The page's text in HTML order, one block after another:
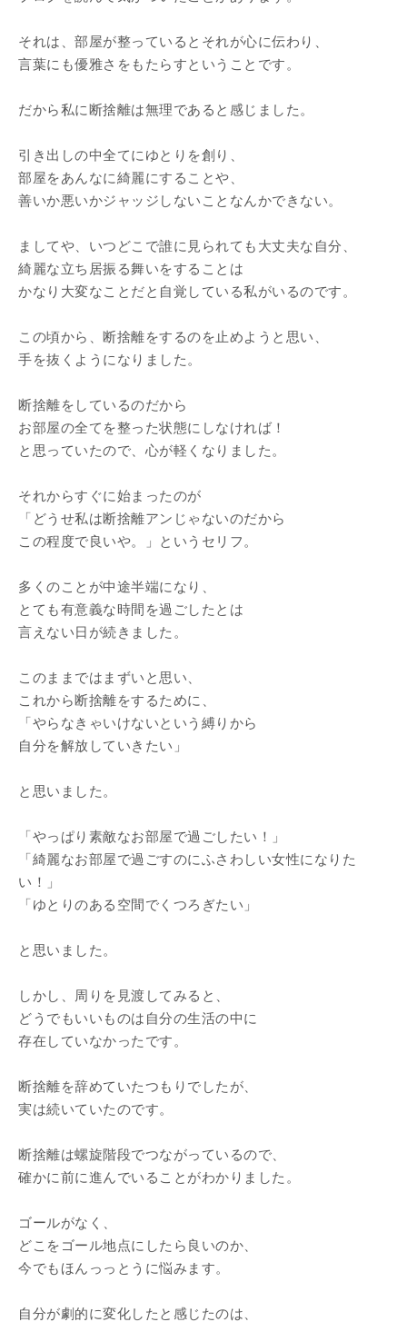
それは、部屋が整っているとそれが心に伝わり、
言葉にも優雅さをもたらすということです。
だから私に断捨離は無理であると感じました。
引き出しの中全てにゆとりを創り、
部屋をあんなに綺麗にすることや、
善いか悪いかジャッジしないことなんかできない。
ましてや、いつどこで誰に見られても大丈夫な自分、
綺麗な立ち居振る舞いをすることは
かなり大変なことだと自覚している私がいるのです。
この頃から、断捨離をするのを止めようと思い、
手を抜くようになりました。
断捨離をしているのだから
お部屋の全てを整った状態にしなければ！
と思っていたので、心が軽くなりました。
それからすぐに始まったのが
「どうせ私は断捨離アンじゃないのだから
この程度で良いや。」というセリフ。
多くのことが中途半端になり、
とても有意義な時間を過ごしたとは
言えない日が続きました。
このままではまずいと思い、
これから断捨離をするために、
「やらなきゃいけないという縛りから
自分を解放していきたい」
と思いました。
「やっぱり素敵なお部屋で過ごしたい！」
「綺麗なお部屋で過ごすのにふさわしい女性になりた
い！」
「ゆとりのある空間でくつろぎたい」
と思いました。
しかし、周りを見渡してみると、
どうでもいいものは自分の生活の中に
存在していなかったです。
断捨離を辞めていたつもりでしたが、
実は続いていたのです。
断捨離は螺旋階段でつながっているので、
確かに前に進んでいることがわかりました。
ゴールがなく、
どこをゴール地点にしたら良いのか、
今でもほんっっとうに悩みます。
自分が劇的に変化したと感じたのは、